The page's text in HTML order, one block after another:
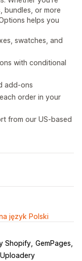
bundles, or more
helps you
swatches, and
with conditional
add-ons
order in your
from our US-based
język Polski
Shopify GemPages
Uploadery